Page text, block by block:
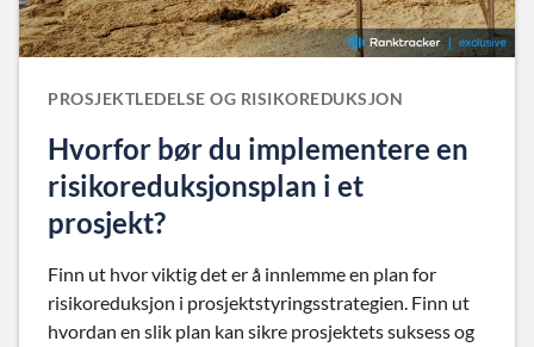
PROSJEKTLEDELSE OG RISIKOREDUKSJON
Hvorfor bør du implementere en
risikoreduksjonsplan i et
prosjekt?
Finn ut hvor viktig det er å innlemme en plan for
risikoreduksjon i prosjektstyringsstrategien. Finn ut
hvordan en slik plan kan sikre prosjektets suksess og